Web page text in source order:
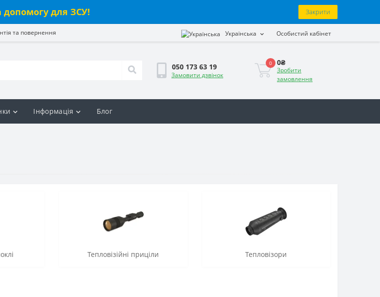
допомогу для ЗСУ! Закрити
та повернення Українська Особистий кабінет
050 173 63 19
Замовити дзвінок
0 0₴
Зробити
замовлення
Інформація Блог
Тепловізійні приціли Тепловізори